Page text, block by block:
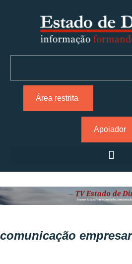
Área restrita
Apoiador
comunicação